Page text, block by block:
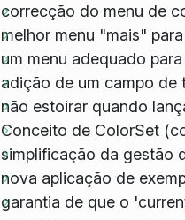
correcção do menu de
melhor menu "mais"
um menu adequado
adição de um campo
não estoirar quando
Conceito de ColorSet
simplificação da gestão
nova aplicação de
garantia de que o